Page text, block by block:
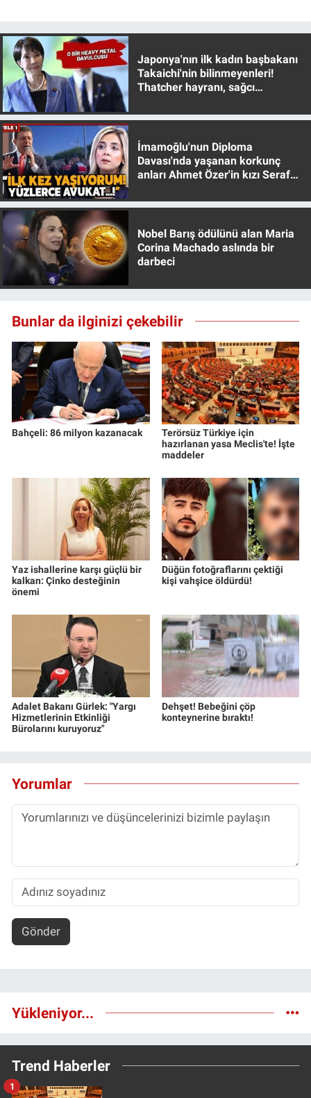
Japonya'nın ilk kadın başbakanı
Takaichi'nin bilinmeyenleri!
Thatcher hayranı, sağcı
İmamoğlu'nun Diploma
Davası'nda yaşanan korkunç
anları Ahmet Özer'in kızı Seraf
Nobel Barış ödülünü alan Maria
Corina Machado aslında bir
darbeci
Bunlar da ilginizi çekebilir
Bahçeli: 86 milyon kazanacak
Terörsüz Türkiye için
hazırlanan yasa Meclis'te! İşte
maddeler
Yaz ishallerine karşı güçlü bir
kalkan: Çinko desteğinin
önemi
Düğün fotoğraflarını çektiği
kişi vahşice öldürdü!
Adalet Bakanı Gürlek: "Yargı
Hizmetlerinin Etkinliği
Bürolarını kuruyoruz"
Dehşet! Bebeğini çöp
konteynerine bıraktı!
Yorumlar
Gönder
Yükleniyor...
Trend Haberler
1